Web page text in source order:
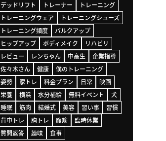
デッドリフト
トレーナー
トレーニング
トレーニングウェア
トレーニングシューズ
トレーニング頻度
バルクアップ
ヒップアップ
ボディメイク
リハビリ
レビュー
レンちゃん 中高生
企業指導
佐々木さん
健康
僕のトレーニング
姿勢
家トレ 料金プラン 日常
映画
栄養
横浜 水分補給 無料イベント
犬
睡眠
筋肉 結婚式 美容 習い事
習慣
背中トレ
胸トレ 腹筋
臨時休業
質問返答
趣味 食事